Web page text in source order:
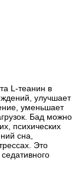
L-теанин в
улучшает
уменьшает
Бад можно
психических
сна,
Это